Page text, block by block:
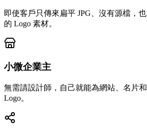
即使客戶只傳來扁平 JPG、沒有源檔，
的 Logo 素材。
小微企業主
無需請設計師，自己就能為網站、名片
Logo。